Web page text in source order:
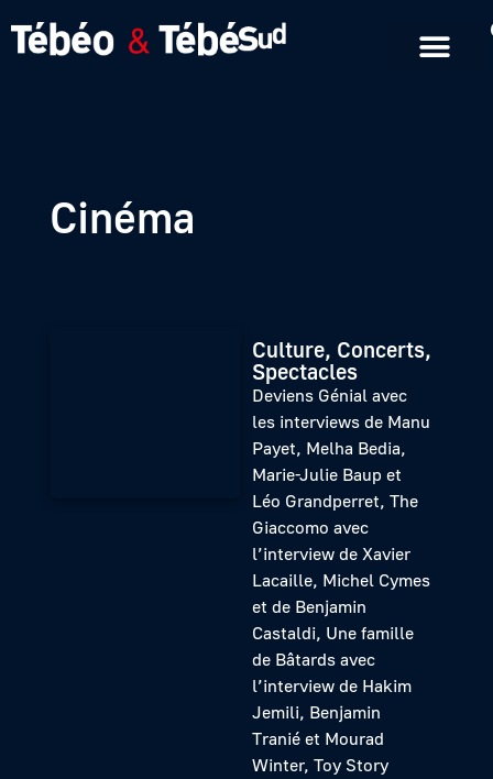
Cinéma
Culture, Concerts,
Spectacles
Deviens Génial avec
les interviews de Manu
Payet, Melha Bedia,
Marie-Julie Baup et
Léo Grandperret, The
Giaccomo avec
l’interview de Xavier
Lacaille, Michel Cymes
et de Benjamin
Castaldi, Une famille
de Bâtards avec
l’interview de Hakim
Jemili, Benjamin
Tranié et Mourad
Winter, Toy Story